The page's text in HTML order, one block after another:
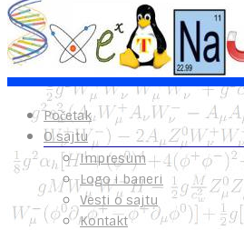
Početak
O sajtu
Impresum
Logo i baneri
Vesti o sajtu
Kontakt